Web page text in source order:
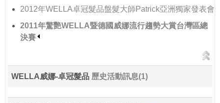
2012年WELLA卓冠髮品盤髮大師Patrick亞洲獨家發表會
2011年驚艷WELLA暨德國威娜流行趨勢大賞台灣區總
決賽
WELLA威娜-卓冠髮品 歷史活動訊息(1)